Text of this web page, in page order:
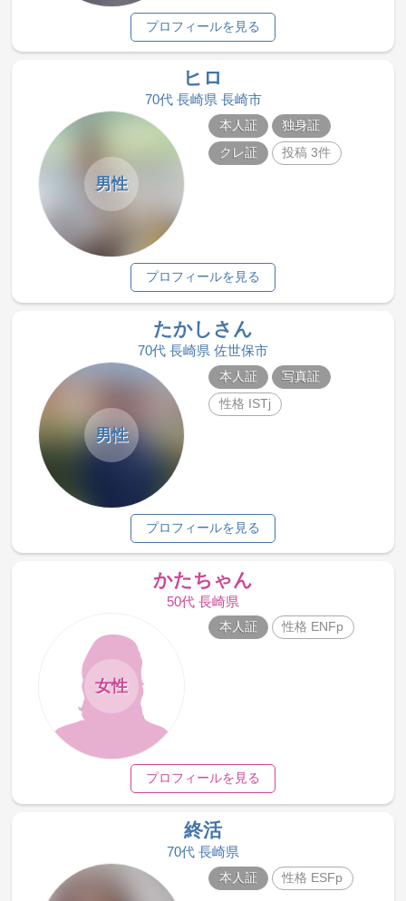
プロフィールを見る
ヒロ
70代 長崎県 長崎市
男性
本人証
独身証
クレ証
投稿 3件
プロフィールを見る
たかしさん
70代 長崎県 佐世保市
男性
本人証
写真証
性格 ISTj
プロフィールを見る
かたちゃん
50代 長崎県
女性
本人証 性格 ENFp
プロフィールを見る
終活
70代 長崎県
本人証 性格 ESFp